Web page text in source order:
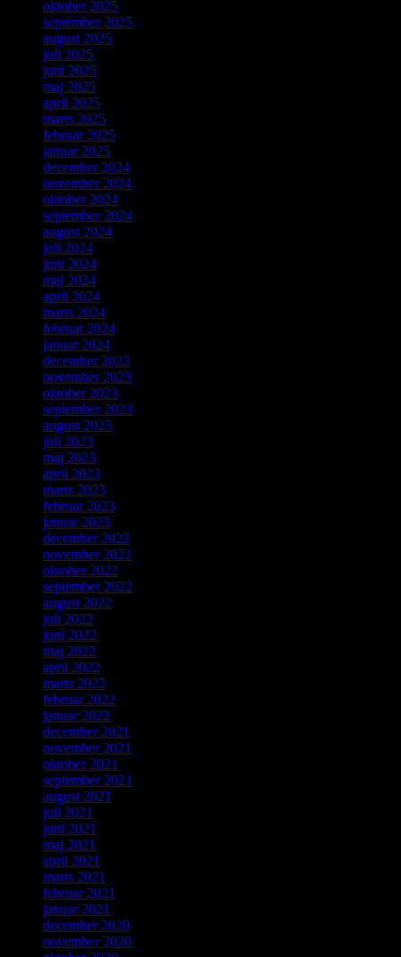
oktober 2025
september 2025
august 2025
juli 2025
juni 2025
maj 2025
april 2025
marts 2025
februar 2025
januar 2025
december 2024
november 2024
oktober 2024
september 2024
august 2024
juli 2024
juni 2024
maj 2024
april 2024
marts 2024
februar 2024
januar 2024
december 2023
november 2023
oktober 2023
september 2023
august 2023
juli 2023
maj 2023
april 2023
marts 2023
februar 2023
januar 2023
december 2022
november 2022
oktober 2022
september 2022
august 2022
juli 2022
juni 2022
maj 2022
april 2022
marts 2022
februar 2022
januar 2022
december 2021
november 2021
oktober 2021
september 2021
august 2021
juli 2021
juni 2021
maj 2021
april 2021
marts 2021
februar 2021
januar 2021
december 2020
november 2020